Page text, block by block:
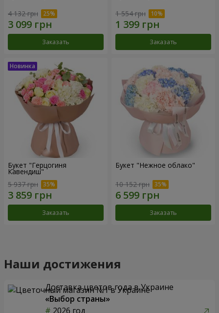
4 132 грн
Заказать
1 554 грн
Заказать
Букет "Герцогиня
Кавендиш"
5 937 грн
Заказать
Букет "Нежное облако"
10 152 грн
Заказать
Наши достижения
Доставка цветов года в Украине
«Выбор страны»
2026 год